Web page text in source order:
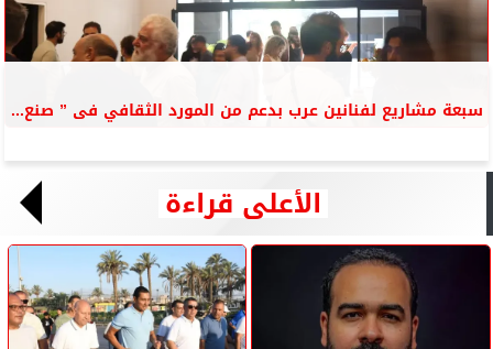
سبعة مشاريع لفنانين عرب بدعم من المورد الثقافي فى ” صنع...
الأعلى قراءة